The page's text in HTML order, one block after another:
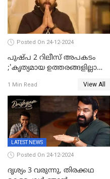
Posted On 24-12-2024
പുഷ്‌പ 2 റിലീസ് അപകടം
;'കൃത്യമായ ഉത്തരങ്ങളില്ലാതെ
1 Min Read View All
LATEST NEWS
Posted On 24-12-2024
ദൃശ്യം 3 വരുന്നു, തിരക്കഥ